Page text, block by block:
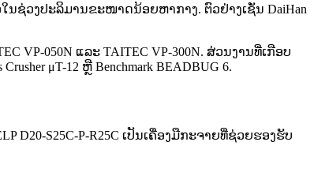
ຊ່ວງປະລິມານຂະໜາດນ້ອຍຫາກາງ. ຕົວຢ່າງເຊັ່ນ DaiHan
VP-050N ແລະ TAITEC VP-300N. ສ່ວນງານທີ່ເກືອບ
μT-12 ຫຼື Benchmark BEADBUG 6.
D20-S25C-P-R25C ເປັນເຄື່ອງມືກະຈາຍທີ່ຊ່ວຍຮອງຮັບ